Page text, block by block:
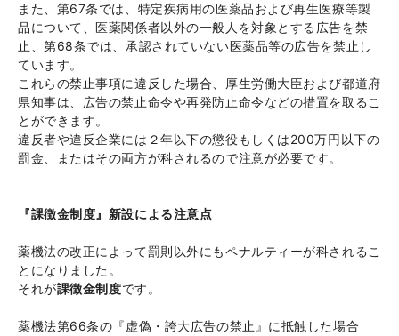
また、第67条では、特定疾病用の医薬品および再生医療等製
品について、医薬関係者以外の一般人を対象とする広告を禁
止、第68条では、承認されていない医薬品等の広告を禁止し
ています。
これらの禁止事項に違反した場合、厚生労働大臣および都道府
県知事は、広告の禁止命令や再発防止命令などの措置を取るこ
とができます。
違反者や違反企業には２年以下の懲役もしくは200万円以下の
罰金、またはその両方が科されるので注意が必要です。
『課徴金制度』新設による注意点
薬機法の改正によって罰則以外にもペナルティーが科されるこ
とになりました。
それが課徴金制度です。
薬機法第66条の『虚偽・誇大広告の禁止』に抵触した場合